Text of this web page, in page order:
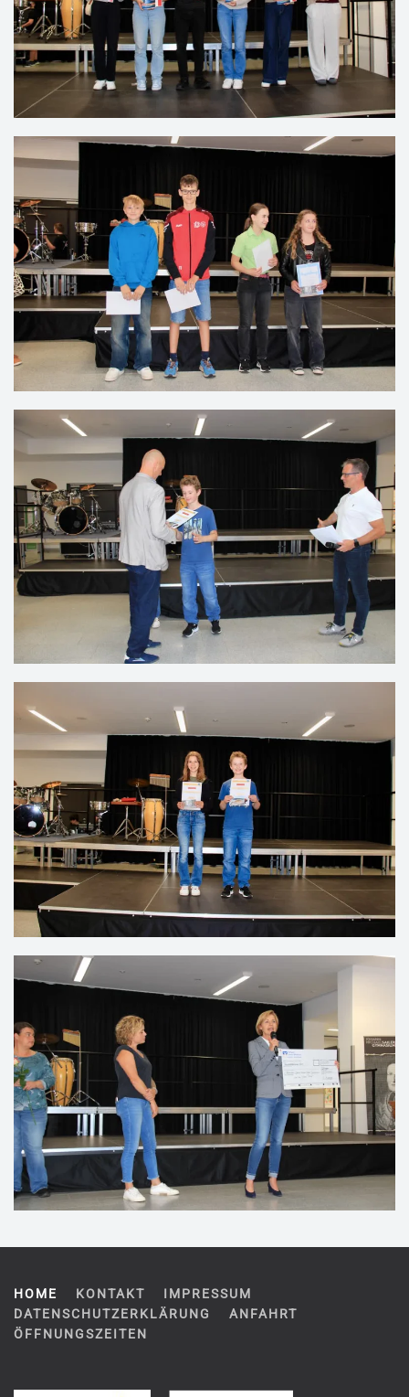
VERGRÖSSERN
VERGRÖSSERN
VERGRÖSSERN
VERGRÖSSERN
HOME KONTAKT
IMPRESSUM
DATENSCHUTZERKLÄRUNG
ANFAHRT
ÖFFNUNGSZEITEN